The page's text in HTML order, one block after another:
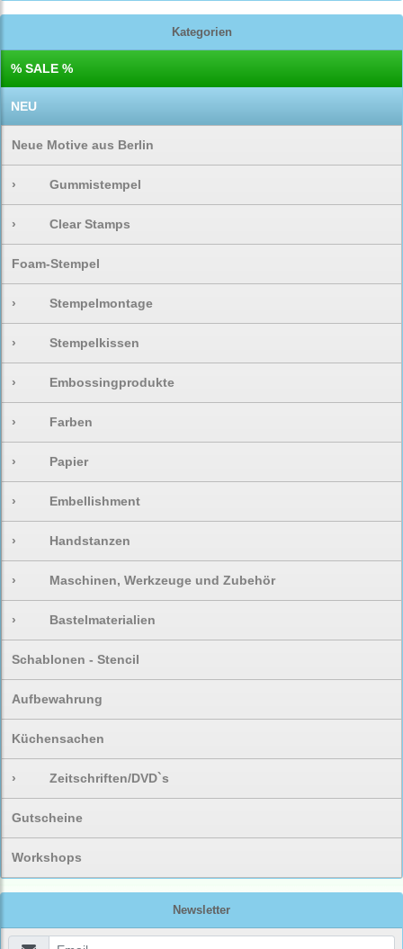
Kategorien
% SALE %
NEU
Neue Motive aus Berlin
› Gummistempel
› Clear Stamps
Foam-Stempel
› Stempelmontage
› Stempelkissen
› Embossingprodukte
› Farben
› Papier
› Embellishment
› Handstanzen
› Maschinen, Werkzeuge und Zubehör
› Bastelmaterialien
Schablonen - Stencil
Aufbewahrung
Küchensachen
› Zeitschriften/DVD`s
Gutscheine
Workshops
Newsletter